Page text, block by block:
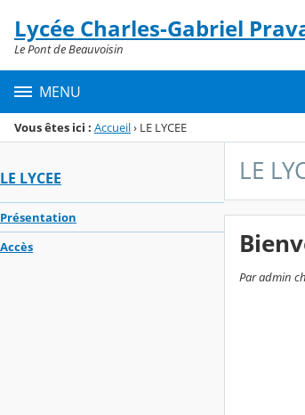
Menu de la rubrique
Contenu
Lycée Charles-Gabriel
Le Pont de Beauvoisin
MENU
Vous êtes ici : Accueil› LE LYCEE
LE LYCEE
Présentation
Accès
LE
Par admin